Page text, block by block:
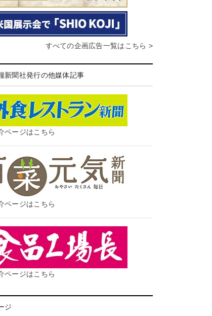
すべての企画広告一覧はこちら >
新聞社発行の他媒体記事
ページはこちら
ページはこちら
ページはこちら
ジ